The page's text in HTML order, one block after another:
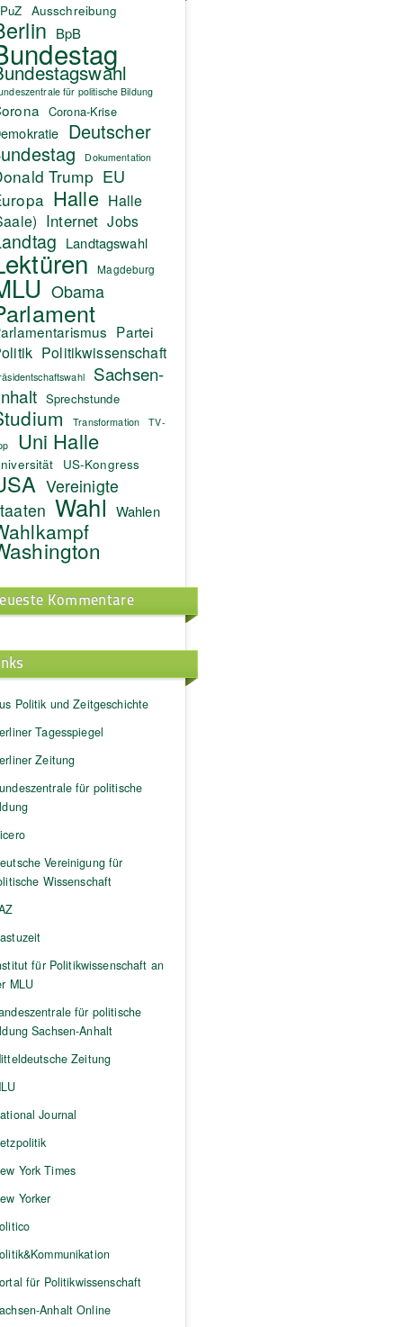
Ausschreibung
BpB
für politische Bildung
Corona-Krise
Deutscher
Dokumentation
Trump EU
Halle Halle
Internet Jobs
Landtagswahl
Magdeburg
Obama
Partei
Politikwissenschaft
Sachsen-
Sprechstunde
Transformation
TV-
Uni Halle
US-Kongress
Vereinigte
Wahl Wahlen
Kommentare
Politik und Zeitgeschichte
Tagesspiegel
Zeitung
für politische
Vereinigung für
Wissenschaft
für Politikwissenschaft an
MLU
für politische
Sachsen-Anhalt
Zeitung
Journal
York Times
Yorker
für Politikwissenschaft
Anhalt Online